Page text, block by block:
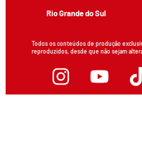
Rio Grande do Sul
Todos os conteúdos de produção
reproduzidos, desde que não sejam